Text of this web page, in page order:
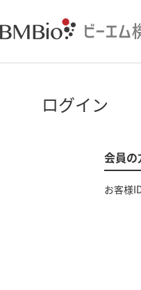
ログイン
会員の
お客様